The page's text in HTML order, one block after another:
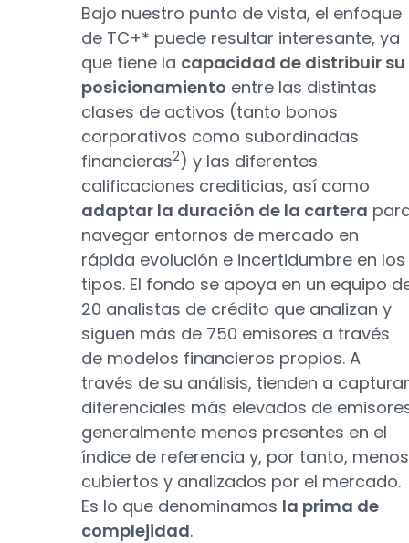
Bajo nuestro punto de vista, el enfoque
de TC+* puede resultar interesante, ya
que tiene la capacidad de distribuir su
posicionamiento entre las distintas
clases de activos (tanto bonos
corporativos como subordinadas
financieras2) y las diferentes
calificaciones crediticias, así como
adaptar la duración de la cartera
navegar entornos de mercado en
rápida evolución e incertidumbre en los
tipos. El fondo se apoya en un equipo
20 analistas de crédito que analizan y
siguen más de 750 emisores a través
de modelos financieros propios. A
través de su análisis, tienden a capturar
diferenciales más elevados de
generalmente menos presentes en el
índice de referencia y, por tanto, menos
cubiertos y analizados por el mercado.
Es lo que denominamos la prima de
complejidad.